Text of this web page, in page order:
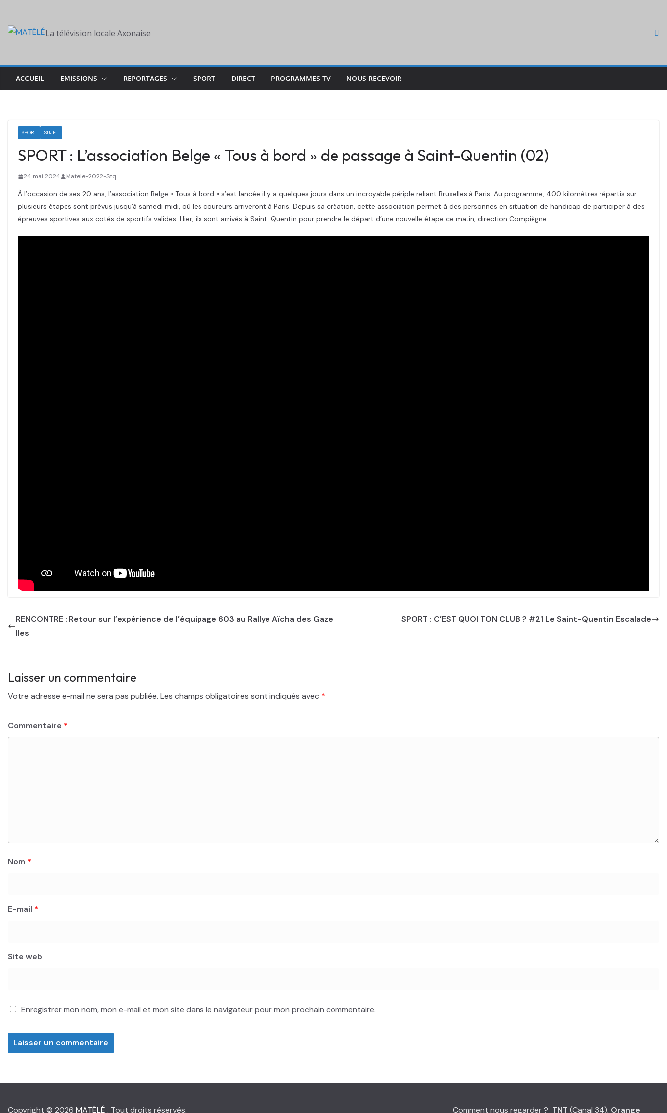
content
La télévision locale Axonaise
ACCUEIL EMISSIONS REPORTAGES SPORT DIRECT PROGRAMMES TV NOUS RECEVOIR
SPORT SUJET
SPORT : L’association Belge « Tous à bord » de passage à Saint-Quentin (02)
24 mai 2024 Matele-2022-Stq
À l’occasion de ses 20 ans, l’association Belge « Tous à bord » s’est lancée il y a quelques jours dans un incroyable périple reliant Bruxelles à Paris. Au programme, 400 kilomètres répartis sur
plusieurs étapes sont prévus jusqu’à samedi midi, où les coureurs arriveront à Paris. Depuis sa création, cette association permet à des personnes en situation de handicap de participer à des
épreuves sportives aux cotés de sportifs valides. Hier, ils sont arrivés à Saint-Quentin pour prendre le départ d’une nouvelle étape ce matin, direction Compiègne.
RENCONTRE : Retour sur l’expérience de l’équipage 603 au Rallye Aïcha des Gaze
lles
SPORT : C’EST QUOI TON CLUB ? #21 Le Saint-Quentin Escalade
Laisser un commentaire
Votre adresse e-mail ne sera pas publiée. Les champs obligatoires sont indiqués avec *
Commentaire *
Nom *
E-mail *
Site web
Enregistrer mon nom, mon e-mail et mon site dans le navigateur pour mon prochain commentaire.
Copyright © 2026 MATÉLÉ . Tout droits réservés. Comment nous regarder ? TNT (Canal 34), Orange